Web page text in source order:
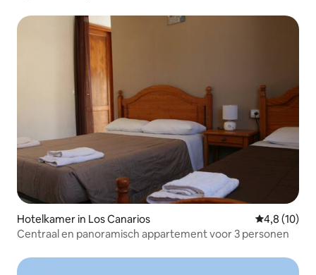
Hotelkamer in Los Canarios
4,8 (10)
Centraal en panoramisch appartement voor 3 personen